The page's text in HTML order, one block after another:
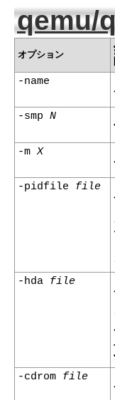
qemu/
オプション
-name
-smp N
-mX
-pidfile file
-hda file
-cdrom file